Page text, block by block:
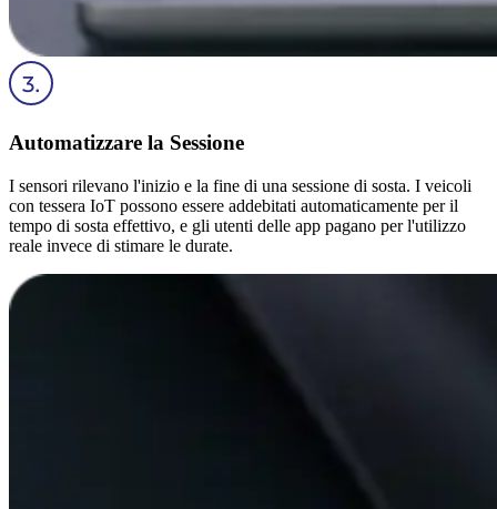
Automatizzare la Sessione
I sensori rilevano l'inizio e la fine di una sessione di sosta. I veicoli
con tessera IoT possono essere addebitati automaticamente per il
tempo di sosta effettivo, e gli utenti delle app pagano per l'utilizzo
reale invece di stimare le durate.